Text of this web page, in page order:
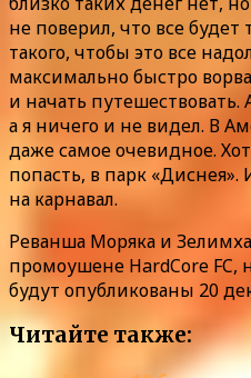
не поверил, что все будет
такого, чтобы это все
максимально быстро
и начать путешествовать.
а я ничего и не видел. В
даже самое очевидное.
попасть, в парк
на карнавал.
Реванша Моряка и
промоушене HardCore FC,
будут опубликованы 20
Читайте также: